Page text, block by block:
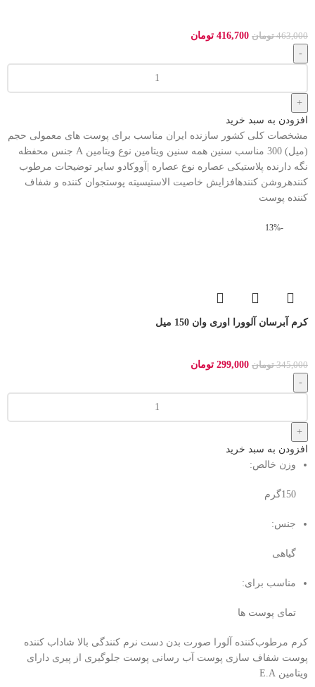
463,000 تومان 416,700 تومان
افزودن به سبد خرید
مشخصات کلی کشور سازنده ایران مناسب برای پوست های معمولی حجم
(میل) 300 مناسب سنین همه سنین ویتامین نوع ویتامین A جنس محفظه
نگه دارنده پلاستیکی عصاره نوع عصاره |آووکادو سایر توضیحات مرطوب
کنندهروشن کنندهافزایش خاصیت الاستیسیته پوستجوان کننده و شفاف
کننده پوست
-13%
کرم آبرسان آلوورا اوری وان 150 میل
345,000 تومان 299,000 تومان
افزودن به سبد خرید
وزن خالص:
150گرم
جنس:
گیاهی
مناسب برای:
تمای پوست ها
کرم مرطوب‌کننده آلورا صورت بدن دست نرم کنندگی بالا شاداب کننده
پوست شفاف سازی پوست آب رسانی پوست جلوگیری از پیری دارای
ویتامین E.A